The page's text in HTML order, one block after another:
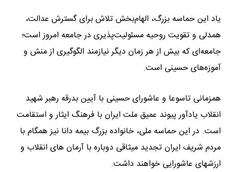
یاد این حماسه بزرگ، الهام‌بخش تلاش برای گسترش عدالت،
همدلی و تقویت روحیه مسئولیت‌پذیری در جامعه امروز است؛
جامعه‌ای که بیش از هر زمان دیگر نیازمند الگوگیری از منش و
آموزه‌های حسینی است.
همزمانی تاسوعا و عاشورای حسینی با آیین بدرقه رهبر شهید
انقلاب یادآور پیوند عمیق ملت ایران با فرهنگ ایثار و استقامت
است. در این حماسه ملی، خانواده بزرگ بیمه دانا نیز همگام با
مردم شریف ایران تجدید میثاقی دوباره با آرمان های انقلاب و
ارزشهای عاشورایی خواهند داشت.